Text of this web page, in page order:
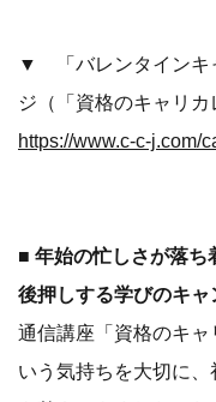
▼ 「バレンタインキ
ジ（「資格のキャリカ
https://www.c-c-j.com/
■ 年始の忙しさが落ち
後押しする学びのキャ
通信講座「資格のキ
いう気持ちを大切に